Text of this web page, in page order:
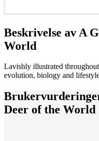
Beskrivelse av A
World
Lavishly illustrated
evolution, biology and
Deer of the World